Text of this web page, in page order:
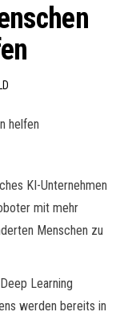
helfen
KI-Unternehmen
mit mehr
Menschen zu
Learning
werden bereits in